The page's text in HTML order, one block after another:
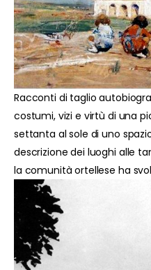
Racconti di taglio
costumi, vizi e virtù di una
settanta al sole di uno
descrizione dei luoghi alle
la comunità ortellese ha